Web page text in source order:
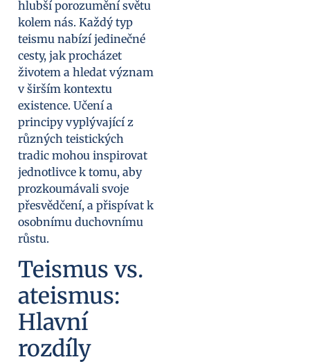
hlubší porozumění světu
kolem nás. Každý typ
teismu nabízí jedinečné
cesty, jak procházet
životem a hledat význam
v širším kontextu
existence. Učení a
principy vyplývající z
různých teistických
tradic mohou inspirovat
jednotlivce k tomu, aby
prozkoumávali svoje
přesvědčení, a přispívat k
osobnímu duchovnímu
růstu.
Teismus vs.
ateismus:
Hlavní
rozdíly